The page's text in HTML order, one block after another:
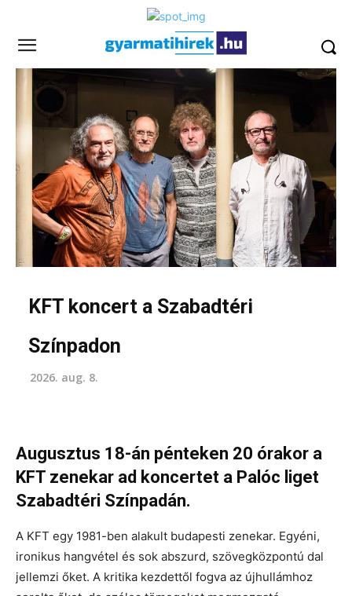
KFT koncert a Szabadtéri
Színpadon
2026. aug. 8.
Augusztus 18-án pénteken 20 órakor a
KFT zenekar ad koncertet a Palóc liget
Szabadtéri Színpadán.
A KFT egy 1981-ben alakult budapesti zenekar. Egyéni,
ironikus hangvétel és sok abszurd, szövegközpontú dal
jellemzi őket. A kritika kezdettől fogva az újhullámhoz